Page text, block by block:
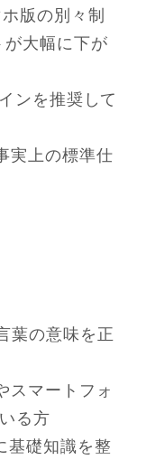
版の別々制
が大幅に下が
ンを推奨して
実上の標準仕
葉の意味を正
スマートフォ
る方
基礎知識を整